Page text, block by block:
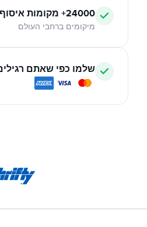
24000+ מקומות איסוף
מיקומים ברחבי העולם
שלמו כפי שאתם